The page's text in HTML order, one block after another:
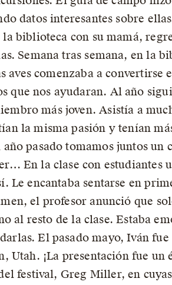
datos interesantes sobre
biblioteca con su mamá,
Semana tras semana, en la
comenzaba a convertirse
que nos ayudaran. Al año
más joven. Asistía a
la misma pasión y tenían
pasado tomamos juntos un
En la clase con estudiantes
Le encantaba sentarse en
el profesor anunció que
al resto de la clase. Estaba
El pasado mayo, Iván
Utah. ¡La presentación fue un
festival, Greg Miller, en